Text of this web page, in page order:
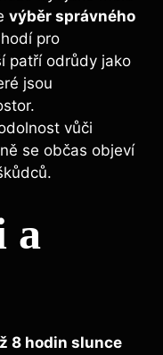
výběr⁣ správného
pro
patří⁤ odrůdy jako
jsou
vůči
se občas objeví⁣
a
⁣8 hodin slunce